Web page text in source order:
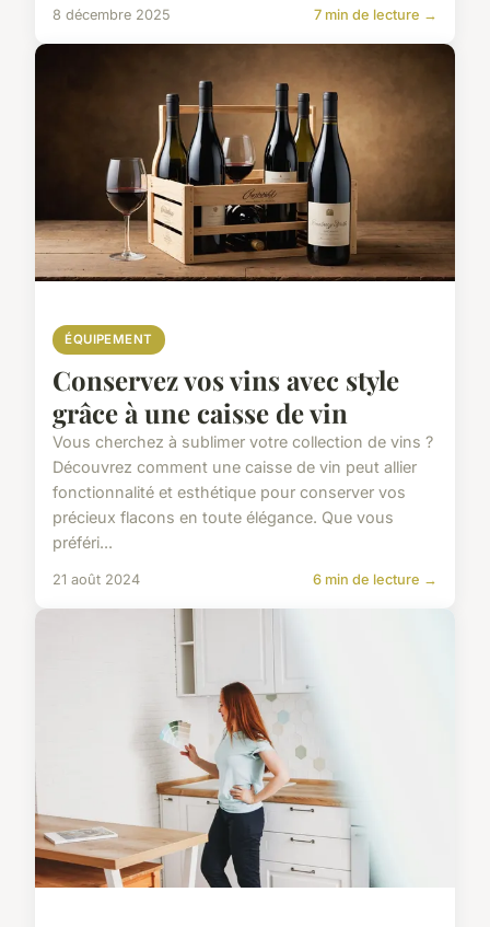
8 décembre 2025 7 min de lecture →
ÉQUIPEMENT
Conservez vos vins avec style
grâce à une caisse de vin
Vous cherchez à sublimer votre collection de vins ?
Découvrez comment une caisse de vin peut allier
fonctionnalité et esthétique pour conserver vos
précieux flacons en toute élégance. Que vous
préféri...
21 août 2024 6 min de lecture →